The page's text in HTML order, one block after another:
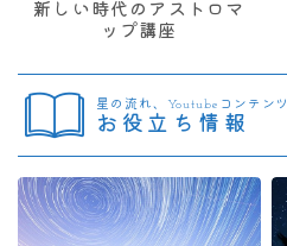
新しい時代のアストロマ
ップ講座
星の流れ、Youtubeコンテンツ
お役立ち情報